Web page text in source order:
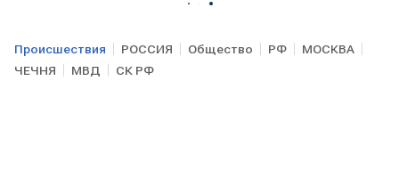
Происшествия РОССИЯ Общество РФ
МОСКВА
ЧЕЧНЯ
МВД СК РФ